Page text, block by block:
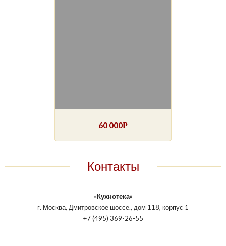
60 000Р
Контакты
«Кухнотека»
г. Москва, Дмитровское шоссе., дом 118, корпус 1
+7 (495) 369-26-55